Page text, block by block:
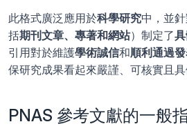
此格式廣泛應用於科學研究中，並
括期刊文章、專著和網站）制定了
引用對於維護學術誠信和順利通過
保研究成果看起來嚴謹、可核實且具
PNAS 參考文獻的一般